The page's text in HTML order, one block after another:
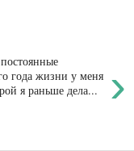
›
года жизни у меня
я раньше дела...